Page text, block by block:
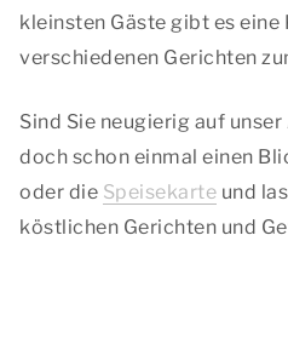
kleinsten Gäste gibt es
verschiedenen Gerichten
Sind Sie neugierig auf
doch schon einmal einen
oder die Speisekarte und
köstlichen Gerichten und